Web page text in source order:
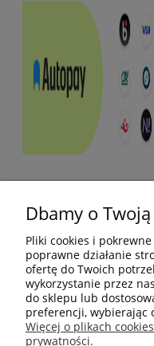
Dbamy o
Pliki cookies i
poprawne działanie
ofertę do Twoich
wykorzystanie przez
do sklepu lub
preferencji, wybierając
Więcej o plikach
prywatności.